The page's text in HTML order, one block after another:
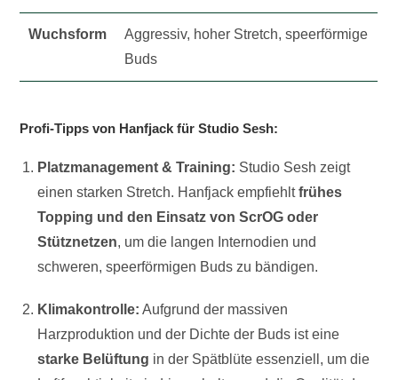
Wuchsform
Aggressiv, hoher Stretch, speerförmige
Buds
Profi-Tipps von Hanfjack für Studio Sesh:
Platzmanagement & Training: Studio Sesh zeigt
einen starken Stretch. Hanfjack empfiehltfrühes
Topping und den Einsatz von ScrOG oder
Stütznetzen, um die langen Internodien und
schweren, speerförmigen Buds zu bändigen.
Klimakontrolle: Aufgrund der massiven
Harzproduktion und der Dichte der Buds ist eine
starke Belüftung in der Spätblüte essenziell, um die